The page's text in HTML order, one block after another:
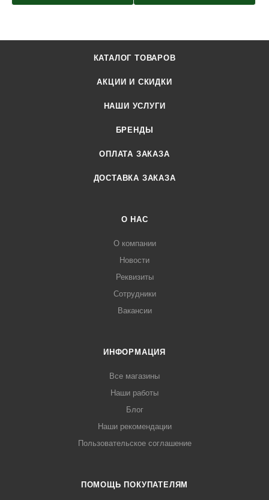
КАТАЛОГ ТОВАРОВ
АКЦИИ И СКИДКИ
НАШИ УСЛУГИ
БРЕНДЫ
ОПЛАТА ЗАКАЗА
ДОСТАВКА ЗАКАЗА
О НАС
О компании
Новости
Реквизиты
Сотрудники
Вакансии
ИНФОРМАЦИЯ
Все магазины
Наши работы
Блог
Наши рекомендации
Пользовательское соглашение
ПОМОЩЬ ПОКУПАТЕЛЯМ